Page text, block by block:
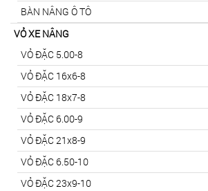
BÀN NÂNG Ô TÔ
VỎ XE NÂNG
VỎ ĐẶC 5.00-8
VỎ ĐẶC 16x6-8
VỎ ĐẶC 18x7-8
VỎ ĐẶC 6.00-9
VỎ ĐẶC 21x8-9
VỎ ĐẶC 6.50-10
VỎ ĐẶC 23x9-10